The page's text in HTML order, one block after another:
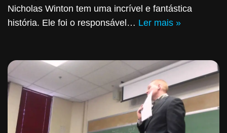
Nicholas Winton tem uma incrível e fantástica
história. Ele foi o responsável… Ler mais »